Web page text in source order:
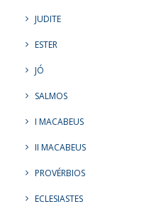
JUDITE
ESTER
JÓ
SALMOS
I MACABEUS
II MACABEUS
PROVÉRBIOS
ECLESIASTES